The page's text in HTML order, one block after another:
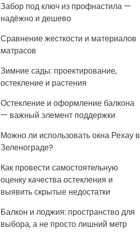
Забор под ключ из профнастила —
надёжно и дешево
Сравнение жесткости и материалов
матрасов
Зимние сады: проектирование,
остекление и растения
Остекление и оформление балкона
— важный элемент поддержки
Можно ли использовать окна Рехау в
Зеленограде?
Как провести самостоятельную
оценку качества остекления и
выявить скрытые недостатки
Балкон и лоджия: пространство для
выбора, а не просто лишний метр